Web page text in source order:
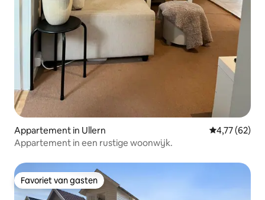
Appartement in Ullern Gemiddelde
4,77 (62)
Appartement in een rustige woonwijk.
Favoriet van gasten
Favoriet van gasten